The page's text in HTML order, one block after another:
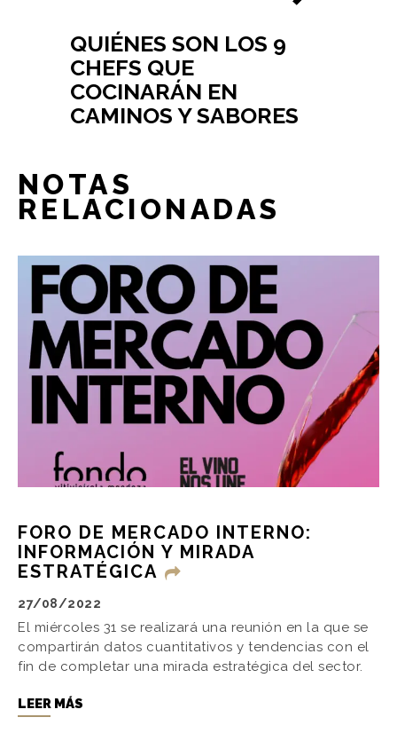
QUIÉNES SON LOS 9
CHEFS QUE
COCINARÁN EN
CAMINOS Y SABORES
NOTAS
RELACIONADAS
FORO DE MERCADO INTERNO:
INFORMACIÓN Y MIRADA
ESTRATÉGICA
27/08/2022
El miércoles 31 se realizará una reunión en la que se
compartirán datos cuantitativos y tendencias con el
fin de completar una mirada estratégica del sector.
LEER MÁS